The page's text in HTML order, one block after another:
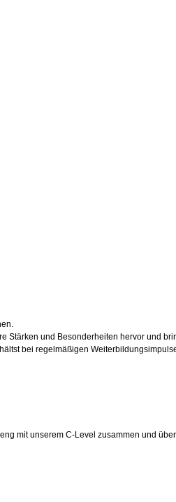
und Besonderheiten hervor und
bei regelmäßigen
mit unserem C-Level zusammen und